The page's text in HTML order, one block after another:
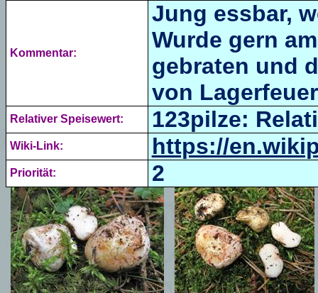
Kommentar:
Jung essbar,
Wurde gern
gebraten und
von
Relativer Speisewert: 123pilze:
Wiki-Link: https://
Priorität: 2